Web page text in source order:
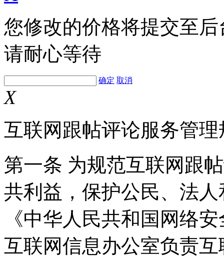
您修改的价格将提交至
请耐心等待
确定 取消
X
互联网跟帖评论服务管理
第一条 为规范互联网跟
共利益，保护公民、法
《中华人民共和国网络
互联网信息办公室负责